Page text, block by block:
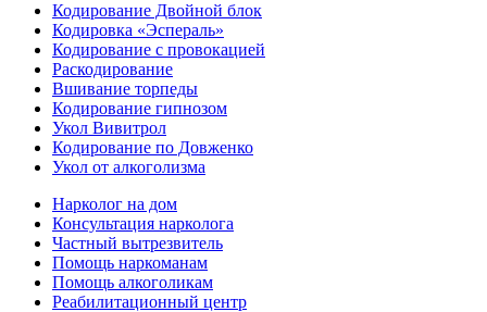
Кодирование Двойной блок
Кодировка «Эспераль»
Кодирование с провокацией
Раскодирование
Вшивание торпеды
Кодирование гипнозом
Укол Вивитрол
Кодирование по Довженко
Укол от алкоголизма
Нарколог на дом
Консультация нарколога
Частный вытрезвитель
Помощь наркоманам
Помощь алкоголикам
Реабилитационный центр